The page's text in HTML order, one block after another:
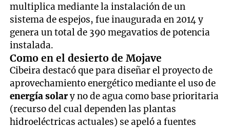
multiplica mediante la instalación de un
sistema de espejos, fue inaugurada en 2014 y
genera un total de 390 megavatios de potencia
instalada.
Como en el desierto de Mojave
Cibeira destacó que para diseñar el proyecto de
aprovechamiento energético mediante el uso de
energía solary no de agua como base prioritaria
(recurso del cual dependen las plantas
hidroeléctricas actuales) se apeló a fuentes